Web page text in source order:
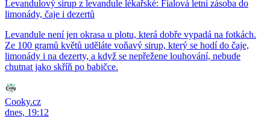
Levandulový sirup z levandule lékařské: Fialová letní zásoba do
limonády, čaje i dezertů
Levandule není jen okrasa u plotu, která dobře vypadá na fotkách.
Ze 100 gramů květů uděláte voňavý sirup, který se hodí do čaje,
limonády i na dezerty, a když se nepřežene louhování, nebude
chutnat jako skříň po babičce.
Cooky.cz
dnes, 19:12